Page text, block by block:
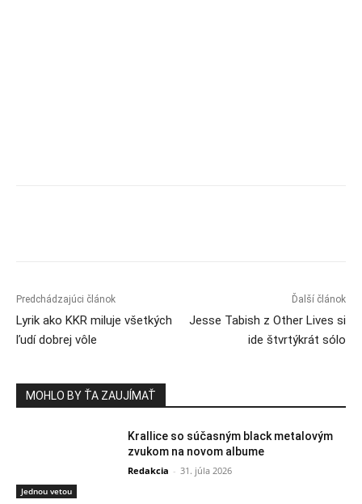
Predchádzajúci článok
Lyrik ako KKR miluje všetkých
ľudí dobrej vôle
Ďalší článok
Jesse Tabish z Other Lives si
ide štvrtýkrát sólo
MOHLO BY ŤA ZAUJÍMAŤ
Jednou vetou
Krallice so súčasným black metalovým
zvukom na novom albume
Redakcia - 31. júla 2026